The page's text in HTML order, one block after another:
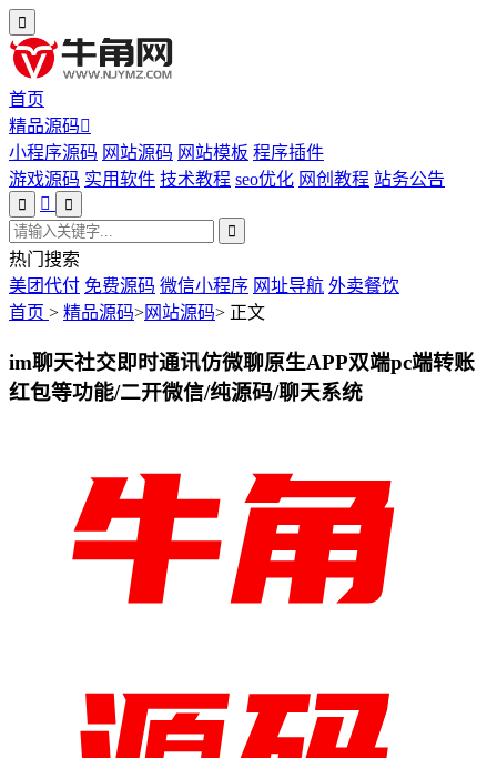
首页
精品源码
小程序源码 网站源码 网站模板 程序插件
游戏源码 实用软件 技术教程 seo优化 网创教程 站务公告
热门搜索
美团代付 免费源码 微信小程序 网址导航 外卖餐饮
首页 > 精品源码>网站源码> 正文
im聊天社交即时通讯仿微聊原生APP双端pc端转账
红包等功能/二开微信/纯源码/聊天系统